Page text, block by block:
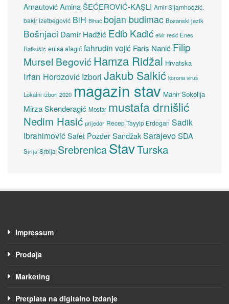
Arnautović Amina ŠEĆEROVIĆ-KAŞLI Amir Sijamhodžić.
bakir izetbegović BiH Bihać bojan budimac Bosanski jezik
Bošnjaci Damir Hadžić Edib Kadić elvir resić Enes
Ratkušić enisa alagić fahrudin vojić Faris Nanić Filip
Mursel Begović Hamza Ridžal Hrvatska
Irfan Horozović Izbori Jakub Salkić korona virus
Lokalni izbori 2020 magazin stav Mahir Sokolija
Mirza Skenderagić Mostar mustafa drnišlić
Nedim Hasić prijedor Recep Tayyip Erdogan Sadik
Ibrahimović Safet Pozder SandžakSarajevoSDA
Sirija Srbija SrebrenicaStavTurska
Impressum
Prodaja
Marketing
Pretplata na digitalno izdanje